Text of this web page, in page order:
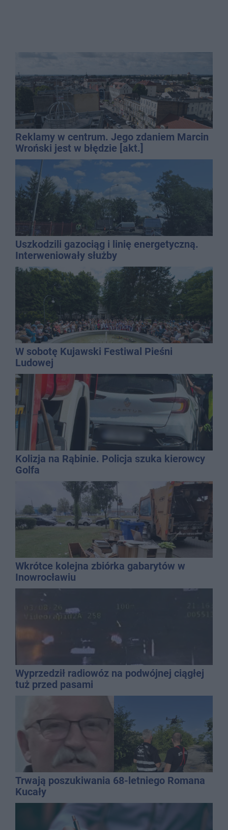
Reklamy w centrum. Jego zdaniem Marcin
Wroński jest w błędzie [akt.]
Uszkodzili gazociąg i linię energetyczną.
Interweniowały służby
W sobotę Kujawski Festiwal Pieśni
Ludowej
Kolizja na Rąbinie. Policja szuka kierowcy
Golfa
Wkrótce kolejna zbiórka gabarytów w
Inowrocławiu
Wyprzedził radiowóz na podwójnej ciągłej
tuż przed pasami
Trwają poszukiwania 68-letniego Romana
Kucały